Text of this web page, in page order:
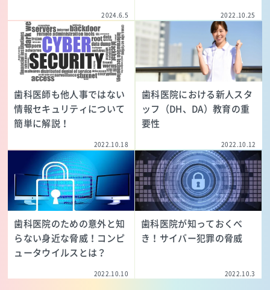
2024.6.5 2022.10.25
歯科医師も他人事ではない
情報セキュリティについて
簡単に解説！
2022.10.18
歯科医院における新人スタ
ッフ（DH、DA）教育の重
要性
2022.10.12
歯科医院のための意外と知
らない身近な脅威！コンピ
ュータウイルスとは？
2022.10.10
歯科医院が知っておくべ
き！サイバー犯罪の脅威
2022.10.3